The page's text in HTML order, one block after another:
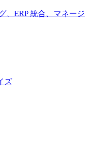
、ERP 統合、マネージ
ズ